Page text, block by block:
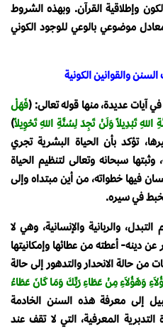
وإطلاقية القرآن. وبهذه الشروط
موضوعي بالوعي للوجود الكوني
والقوانين الكونية
آيات عديدة، منها قوله تعالى: ﴿فَهَلْ
تَبْدِيلاً وَلَنْ تَجِدَ لِسُنَّةِ اللهِ تَحْوِيلاً﴾
وغيرها، تؤكد بأن الحياة البشرية تجري
سبحانه وتعالى لتنظيم الحياة
فيها خطواته، من أين مبتداه وإلى
في سيره.
والربانية والإنسانية، وهي لا
دينه- أعطته من عطائها وإمكانيتها
من حالة الانحدار والتدهور إلى حالة
وَهَؤُلاَءِ مِنْ عَطَاءِ رَبِّكَ وَمَا كَانَ عَطَاءُ
ولا سبيل إلى معرفة هذه السنن الخادمة
التدبرية المعرفية، التي لا تقف عند